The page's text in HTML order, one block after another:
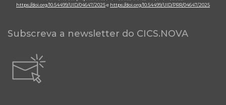
https://doi.org/10.54499/UID/04647/2025e https://doi.org/10.54499/UID/PRR/04647/2025
Subscreva a newsletter do CICS.NOVA